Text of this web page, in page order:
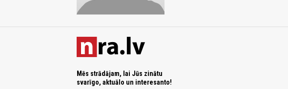
Mēs strādājam, lai Jūs zinātu
svarīgo, aktuālo un interesanto!